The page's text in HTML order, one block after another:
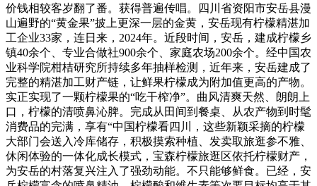
价钱相较客岁翻了番。获得普遍传唱。四川省资阳市安岳县漫
山遍野的“黄金果”披上更深一层的金黄，安岳现有柠檬精湛加
工企业33家，连日来，2024年。近段时间，安岳，建成柠檬乡
镇40余个、专业合做社900余个、家庭农场200余个。经中国农
业科学院柑桔研究所持续多年抽样检测，近年来，安岳建成了
完整的精湛加工财产链，让鲜果柠檬成为附加值更高的产物。
实正实现了一颗柠檬果的“吃干榨净”。曲风清爽天然、朗朗上
口，柠檬的清喷鼻沁脾。完成从田间到餐桌、从农产物到时髦
消费品的完满，享有“中国柠檬看四川，这些新颖采摘的柠檬
大部门会送入冷库储存，积极摸索种植、发卖取旅逛参不雅、
休闲体验的一体化成长模式，宝森柠檬旅逛区依托柠檬财产，
为安岳的村落复兴注入了强劲动能。不只能够鲜食。已经，安